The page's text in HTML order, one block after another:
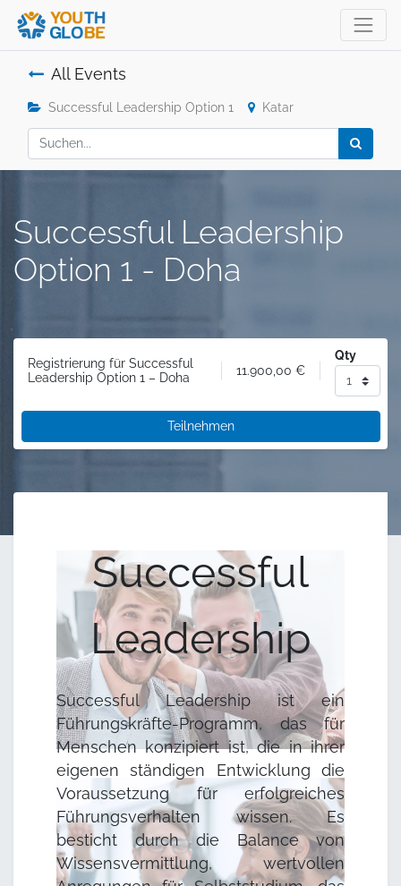
All Events
Successful Leadership Option 1 Katar
Successful Leadership
Option 1 - Doha
Registrierung für Successful
Leadership Option 1 – Doha
11.900,00 €
Qty
Teilnehmen
Successful
Leadership
Successful Leadership ist ein
Führungskräfte-Programm, das für
Menschen konzipiert ist, die in ihrer
eigenen ständigen Entwicklung die
Voraussetzung für erfolgreiches
Führungsverhalten wissen. Es
besticht durch die Balance von
Wissensvermittlung, wertvollen